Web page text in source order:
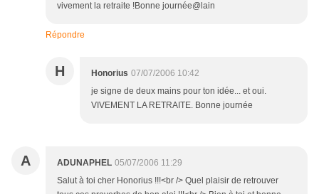
vivement la retraite !Bonne journée@lain
Répondre
H Honorius 07/07/2006 10:42
je signe de deux mains pour ton idée... et oui.
VIVEMENT LA RETRAITE. Bonne journée
A ADUNAPHEL 05/07/2006 11:29
Salut à toi cher Honorius !!!<br /> Quel plaisir de retrouver